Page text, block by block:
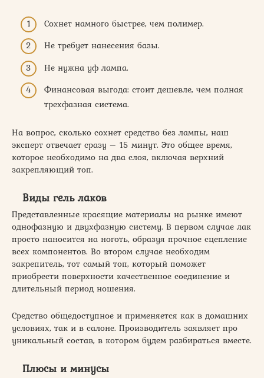
Сохнет намного быстрее, чем полимер.
Не требует нанесения базы.
Не нужна уф лампа.
Финансовая выгода: стоит дешевле, чем полная
трехфазная система.
На вопрос, сколько сохнет средство без лампы, наш
эксперт отвечает сразу – 15 минут. Это общее время,
которое необходимо на два слоя, включая верхний
закрепляющий топ.
Виды гель лаков
Представленные красящие материалы на рынке имеют
однофазную и двухфазную систему. В первом случае лак
просто наносится на ноготь, образуя прочное сцепление
всех компонентов. Во втором случае необходим
закрепитель, тот самый топ, который поможет
приобрести поверхности качественное соединение и
длительный период ношения.
Средство общедоступное и применяется как в домашних
условиях, так и в салоне. Производитель заявляет про
уникальный состав, в котором будем разбираться вместе.
Плюсы и минусы